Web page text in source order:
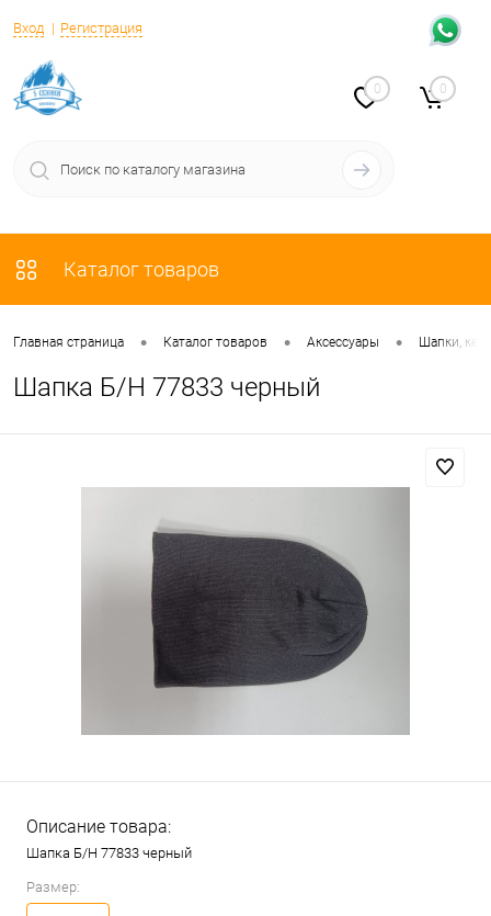
Вход Регистрация
0 0
Каталог товаров
Главная страница • Каталог товаров • Аксессуары • Шапки,
Шапка Б/Н 77833 черный
Описание товара:
Шапка Б/Н 77833 черный
Размер: